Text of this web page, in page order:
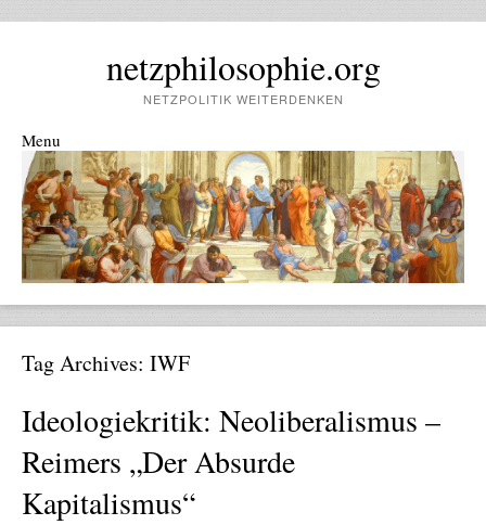
netzphilosophie.org
NETZPOLITIK WEITERDENKEN
Menu
Skip to content
Tag Archives: IWF
Ideologiekritik: Neoliberalismus –
Reimers „Der Absurde
Kapitalismus“